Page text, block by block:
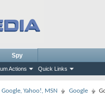
Actions Quick Links
Spy
Yahoo!, MSN Google